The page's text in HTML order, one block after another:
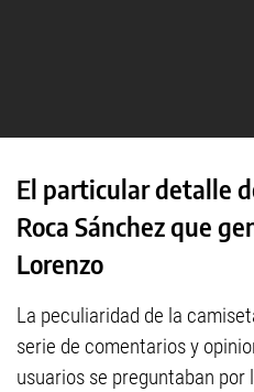
El particular detalle
Roca Sánchez que
Lorenzo
La peculiaridad de la
serie de comentarios y
usuarios se preguntaban